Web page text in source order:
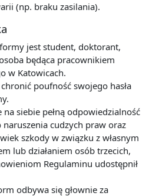
(np. braku zasilania).
jest student, doktorant,
będąca pracownikiem
w Katowicach.
poufność swojego hasła
siebie pełną odpowiedzialność
cudzych praw oraz
szkody w związku z własnym
lub działaniem osób trzecich,
Regulaminu udostępnił
odbywa się głownie za